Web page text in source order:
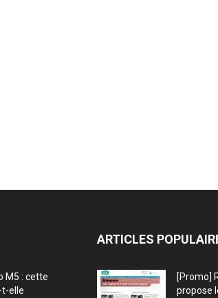
M5 : cette
elle
ARTICLES
[Promo]
propose